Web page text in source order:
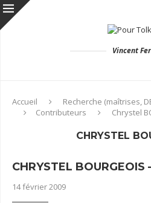
Vincent
Accueil
Recherche (maîtrises,
Contributeurs
Chrystel
CHRYSTEL
CHRYSTEL BOURGEOIS
14 février 2009